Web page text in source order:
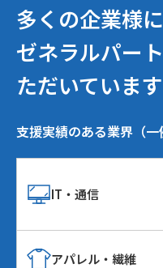
多くの企業様に
ゼネラルパー
ただいています
支援実績のある業界（一
IT・通信
アパレル・繊維